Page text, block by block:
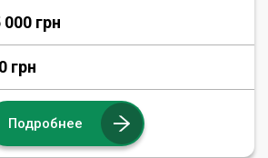
000 грн
грн
Подробнее